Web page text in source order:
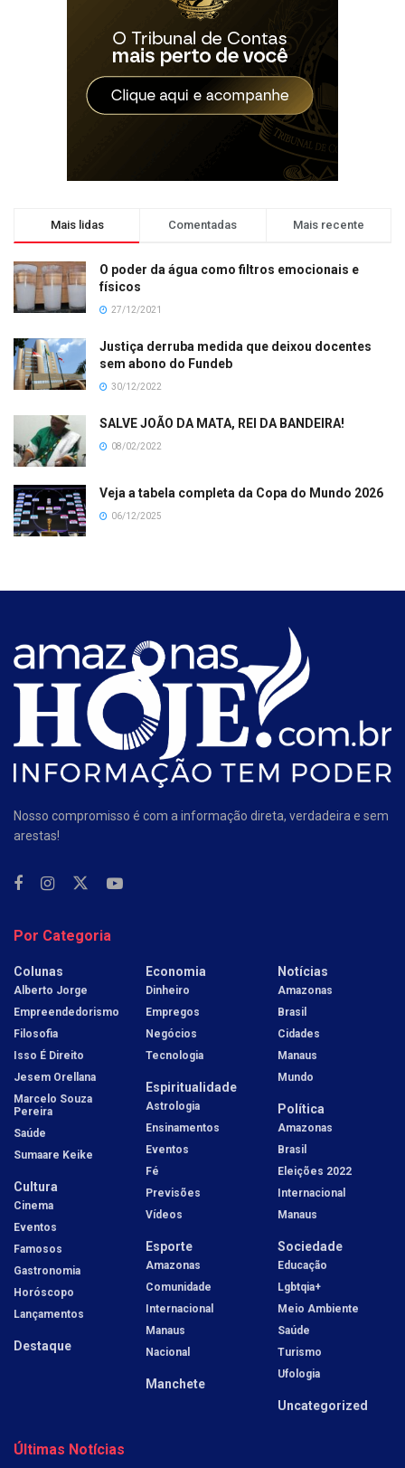
Mais lidas Comentadas Mais recente
O poder da água como filtros emocionais e
físicos
27/12/2021
Justiça derruba medida que deixou docentes
sem abono do Fundeb
30/12/2022
SALVE JOÃO DA MATA, REI DA BANDEIRA!
08/02/2022
Veja a tabela completa da Copa do Mundo 2026
06/12/2025
Nosso compromisso é com a informação direta, verdadeira e sem
arestas!
Por Categoria
Colunas
Alberto Jorge
Empreendedorismo
Filosofia
Isso É Direito
Jesem Orellana
Marcelo Souza
Pereira
Saúde
Sumaare Keike
Cultura
Cinema
Eventos
Famosos
Gastronomia
Horóscopo
Lançamentos
Destaque
Economia
Dinheiro
Empregos
Negócios
Tecnologia
Espiritualidade
Astrologia
Ensinamentos
Eventos
Fé
Previsões
Vídeos
Esporte
Amazonas
Comunidade
Internacional
Manaus
Nacional
Manchete
Notícias
Amazonas
Brasil
Cidades
Manaus
Mundo
Política
Amazonas
Brasil
Eleições 2022
Internacional
Manaus
Sociedade
Educação
Lgbtqia+
Meio Ambiente
Saúde
Turismo
Ufologia
Uncategorized
Últimas Notícias